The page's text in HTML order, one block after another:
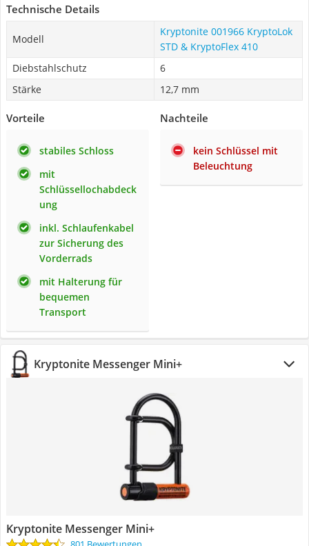
Technische Details
Modell
Kryptonite 001966 KryptoLok
STD & KryptoFlex 410
Diebstahlschutz
6
Stärke
12,7 mm
Vorteile
stabiles Schloss
mit
Schlüssellochabdeck
ung
inkl. Schlaufenkabel
zur Sicherung des
Vorderrads
mit Halterung für
bequemen
Transport
Nachteile
kein Schlüssel mit
Beleuchtung
Kryptonite Messenger Mini+
Kryptonite Messenger Mini+